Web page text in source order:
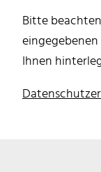
Bitte
Ihnen